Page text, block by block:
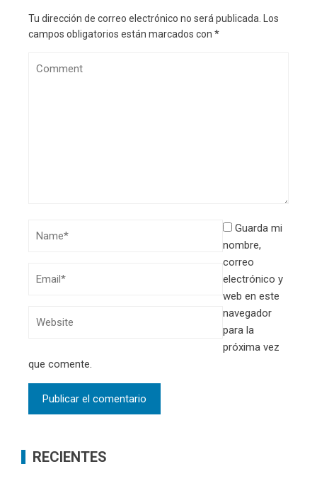
Tu dirección de correo electrónico no será publicada. Los
campos obligatorios están marcados con *
Guarda mi
nombre,
correo
electrónico y
web en este
navegador
para la
próxima vez
que comente.
RECIENTES